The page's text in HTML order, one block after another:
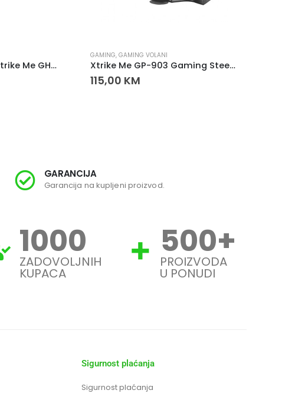
Gaming Slušalice Xtrike Me GH-515P
GAMING, GAMING VOLANI
Xtrike Me GP-903 Gaming Steering Wheel (PS4/PS3/Xbox/PC/Switch)
115,00 KM
GARANCIJA
Garancija na kupljeni proizvod.
1000
ZADOVOLJNIH
KUPACA
500+
PROIZVODA
U PONUDI
Sigurnost plaćanja
Sigurnost plaćanja